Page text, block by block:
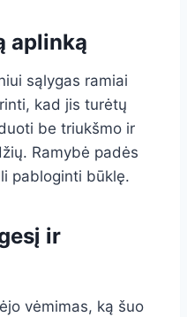
aplinką
sąlygas ramiai
kad jis turėtų
be triukšmo ir
Ramybė padės
pabloginti būklę.
ir
vėmimas, ką šuo